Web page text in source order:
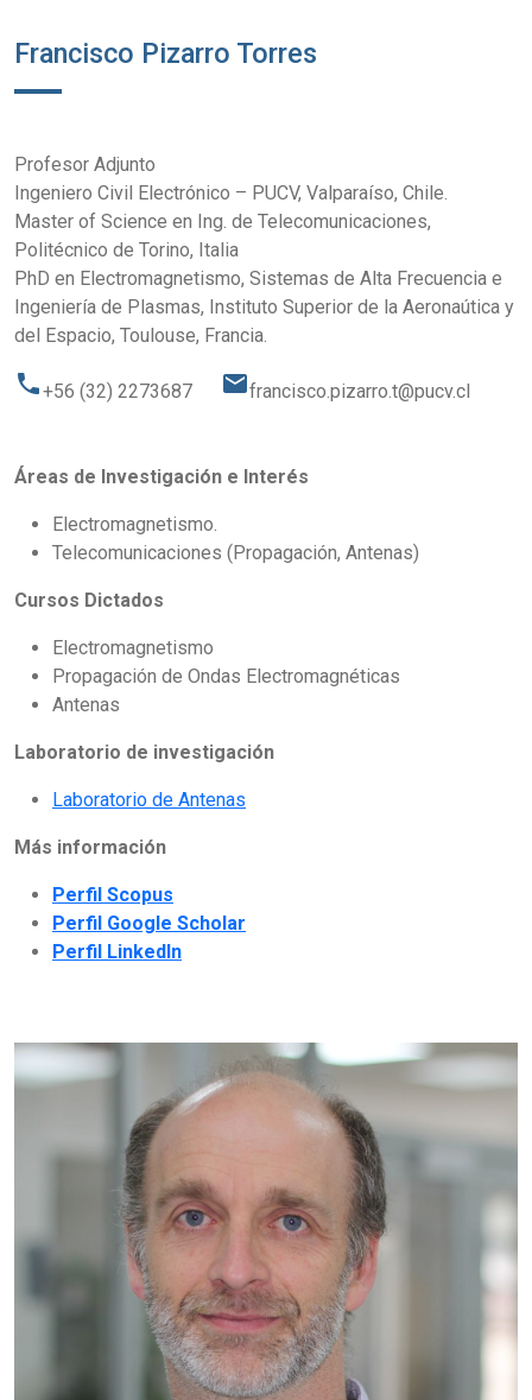
Francisco Pizarro Torres
Profesor Adjunto
Ingeniero Civil Electrónico – PUCV, Valparaíso, Chile.
Master of Science en Ing. de Telecomunicaciones,
Politécnico de Torino, Italia
PhD en Electromagnetismo, Sistemas de Alta Frecuencia e
Ingeniería de Plasmas, Instituto Superior de la Aeronaútica y
del Espacio, Toulouse, Francia.
phone+56 (32) 2273687 emailfrancisco.pizarro.t@pucv.cl
Áreas de Investigación e Interés
Electromagnetismo.
Telecomunicaciones (Propagación, Antenas)
Cursos Dictados
Electromagnetismo
Propagación de Ondas Electromagnéticas
Antenas
Laboratorio de investigación
Laboratorio de Antenas
Más información
Perfil Scopus
Perfil Google Scholar
Perfil LinkedIn